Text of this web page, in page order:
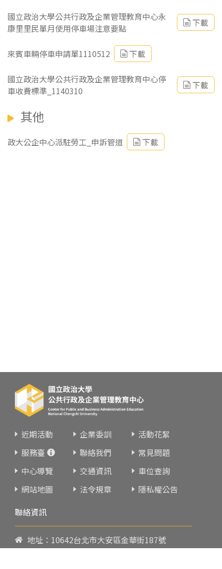
國立政治大學公共行政及企業管理教育中心永
康里里民單月使用停車場注意要點
下載
來賓車輛停車申請單1110512 下載
國立政治大學公共行政及企業管理教育中心停
車收費標準_1140310
下載
其他
政大公企中心派駐勞工_申訴管道 下載
近期活動 企業委訓
活動花絮
服務臺
聯絡我們
常見問題
中心導覽
交通資訊
車位查詢
網站地圖
法令規章
隱私權公告
聯絡資訊
地址：10642台北市大安區金華街187號